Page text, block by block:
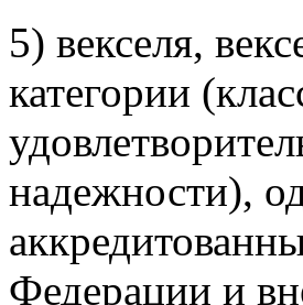
5) векселя,
категории
надежности),
Федерации и